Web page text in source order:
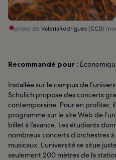
photo de ValeriaRodrigues(CC0)
Recommandé pour :
Installée sur le campus de
Schulich propose des concerts
contemporaine. Pour en profiter,
programme sur le site Web de
billet à l’avance. Les étudiants
nombreux concerts d’orchestres
musicaux. L’université se situe
seulement 200 mètres de la